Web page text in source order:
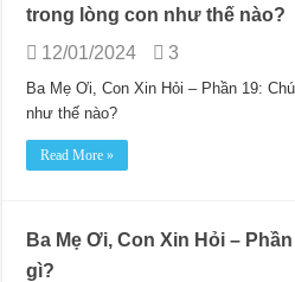
trong lòng con như thế nào?
12/01/2024
3
Ba Mẹ Ơi, Con Xin Hỏi – Phần 19:
như thế nào?
Read More »
Ba Mẹ Ơi, Con Xin Hỏi –
gì?